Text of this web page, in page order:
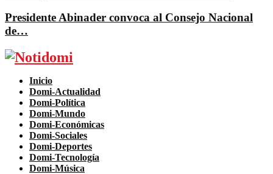
Presidente Abinader convoca al Consejo Nacional
de…
Facebook
Twitter
Instagram
Pinterest
Youtube
Inicio
Domi-Actualidad
Domi-Política
Domi-Mundo
Domi-Económicas
Domi-Sociales
Domi-Deportes
Domi-Tecnología
Domi-Música